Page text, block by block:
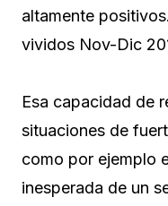
altamente
vividos Nov-Dic
Esa capacidad de
situaciones de
como por ejemplo
inesperada de un